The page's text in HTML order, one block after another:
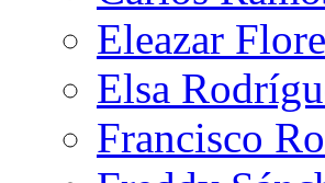
Eleazar
Elsa
Francisco